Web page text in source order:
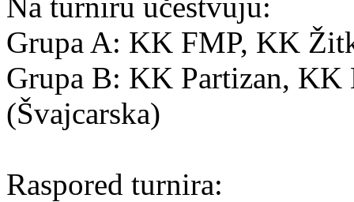
Grupa A: KK FMP, KK
Grupa B: KK Partizan, KK
(Švajcarska)
Raspored turnira: